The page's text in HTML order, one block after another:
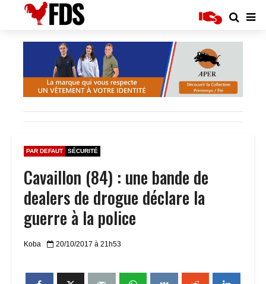
PAR DEFAUT SÉCURITÉ
Cavaillon (84) : une bande de
dealers de drogue déclare la
guerre à la police
Koba 20/10/2017 à 21h53